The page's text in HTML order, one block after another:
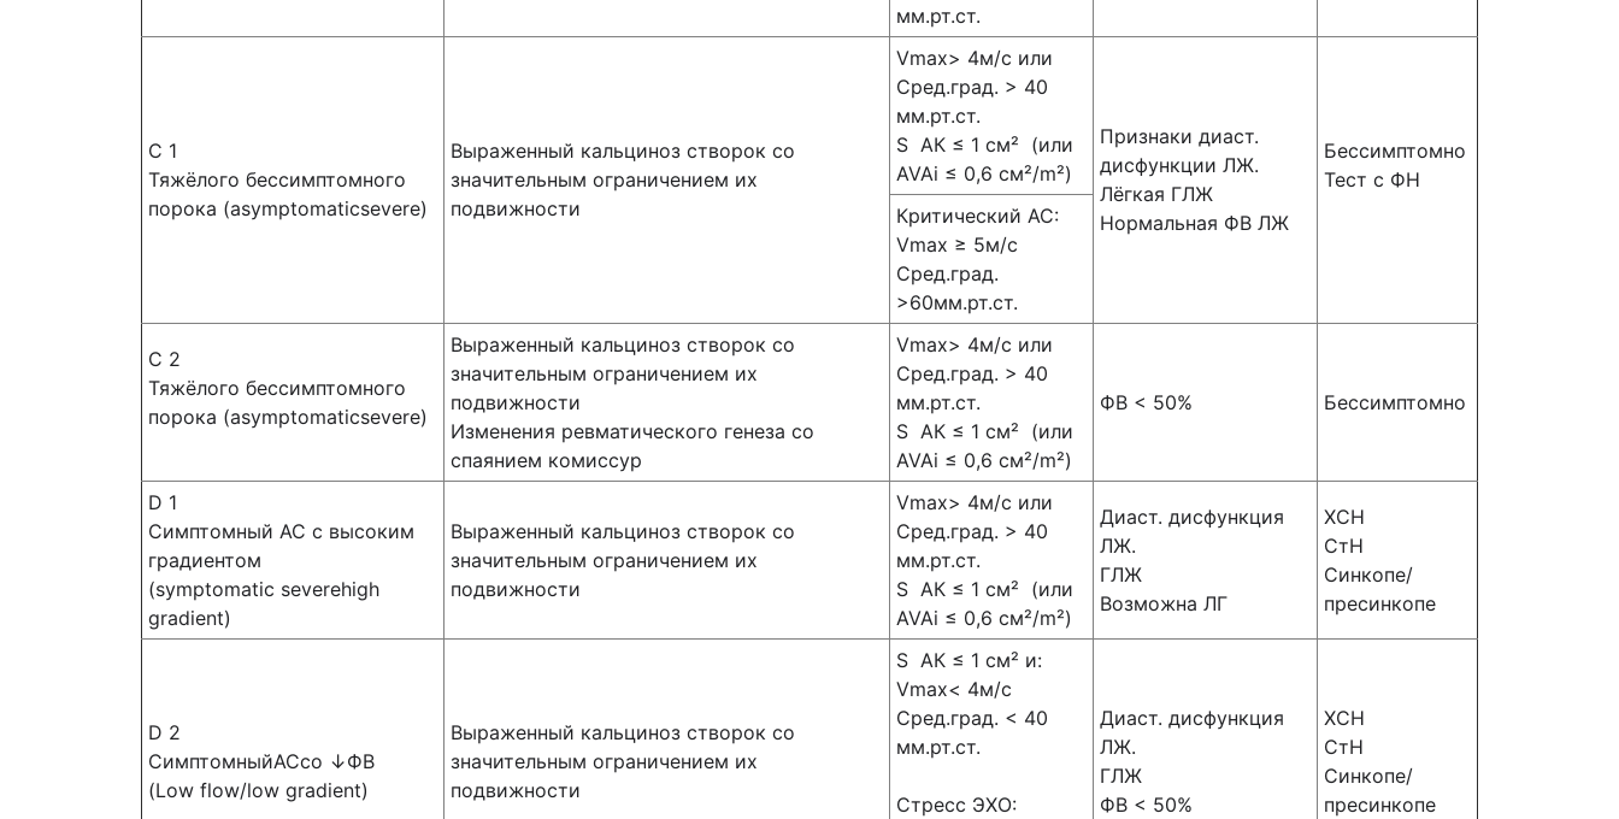
мм.рт.ст.
С 1
Тяжёлого бессимптомного
порока (asymptomaticsevere)
Выраженный кальциноз створок со
значительным ограничением их
подвижности
Vmax> 4м/с или
Сред.град. > 40
мм.рт.ст.
S АК ≤ 1 см² (или
AVAi ≤ 0,6 см²/m²)
Признаки диаст.
дисфункции ЛЖ.
Лёгкая ГЛЖ
Нормальная ФВ ЛЖ
Бессимптомно
Тест с ФН
Критический АС:
Vmax ≥ 5м/с
Сред.град.
>60мм.рт.ст.
С 2
Тяжёлого бессимптомного
порока (asymptomaticsevere)
Выраженный кальциноз створок со
значительным ограничением их
подвижности
Изменения ревматического генеза со
спаянием комиссур
Vmax> 4м/с или
Сред.град. > 40
мм.рт.ст.
S АК ≤ 1 см² (или
AVAi ≤ 0,6 см²/m²)
ФВ < 50% Бессимптомно
D 1
Симптомный АС с высоким
градиентом
(symptomatic severehigh
gradient)
Выраженный кальциноз створок со
значительным ограничением их
подвижности
Vmax> 4м/с или
Сред.град. > 40
мм.рт.ст.
S АК ≤ 1 см² (или
AVAi ≤ 0,6 см²/m²)
Диаст. дисфункция
ЛЖ.
ГЛЖ
Возможна ЛГ
ХСН
СтН
Синкопе/
пресинкопе
D 2
СимптомныйАСсо ↓ФВ
(Low flow/low gradient)
Выраженный кальциноз створок со
значительным ограничением их
подвижности
S АК ≤ 1 см² и:
Vmax< 4м/с
Сред.град. < 40
мм.рт.ст.
Стресс ЭХО:
Диаст. дисфункция
ЛЖ.
ГЛЖ
ФВ < 50%
ХСН
СтН
Синкопе/
пресинкопе